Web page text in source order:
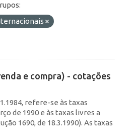
e compra) - cotações
refere-se às taxas
de 1990 e às taxas livres a
1690, de 18.3.1990). As taxas